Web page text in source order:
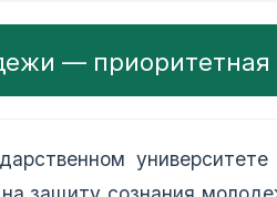
— приоритетная